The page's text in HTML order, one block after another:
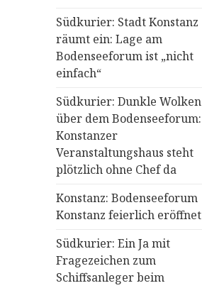
Südkurier: Stadt Konstanz
räumt ein: Lage am
Bodenseeforum ist „nicht
einfach“
Südkurier: Dunkle Wolken
über dem Bodenseeforum:
Konstanzer
Veranstaltungshaus steht
plötzlich ohne Chef da
Konstanz: Bodenseeforum
Konstanz feierlich eröffnet
Südkurier: Ein Ja mit
Fragezeichen zum
Schiffsanleger beim